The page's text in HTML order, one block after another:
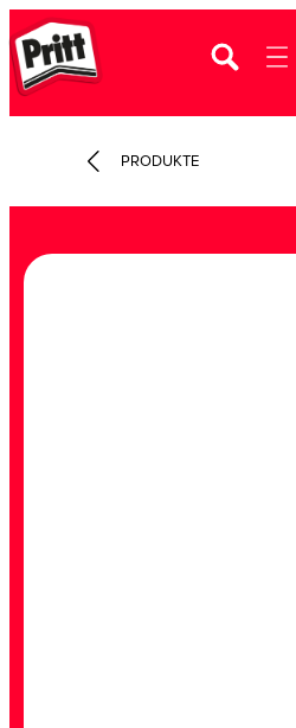
PRODUKTE